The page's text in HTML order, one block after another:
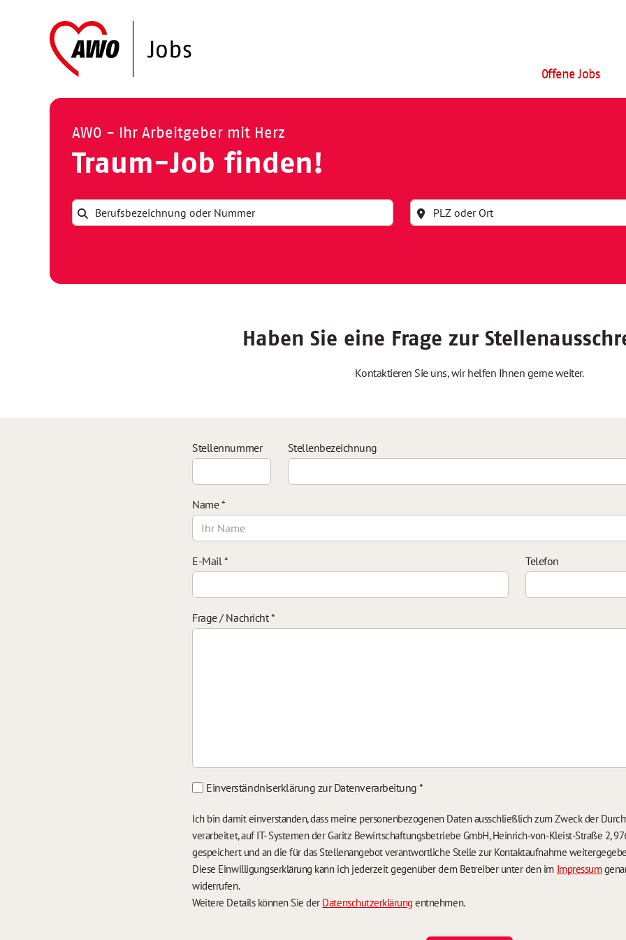
Offene Jobs
AWO - Ihr Arbeitgeber mit Herz
Traum-Job finden!
Haben Sie eine Frage zur
Kontaktieren Sie uns, wir helfen Ihnen gerne weiter.
Stellennummer Stellenbezeichnung
Name*
E-Mail* Telefon
Frage / Nachricht*
Einverständniserklärung zur Datenverarbeitung*
Ich bin damit einverstanden, dass meine personenbezogenen Daten ausschließlich zum Zweck der
verarbeitet, auf IT- Systemen der Garitz Bewirtschaftungsbetriebe GmbH, Heinrich-von-Kleist-Straße 2,
gespeichert und an die für das Stellenangebot verantwortliche Stelle zur Kontaktaufnahme
Diese Einwilligungserklärung kann ich jederzeit gegenüber dem Betreiber unter den im Impressum
widerrufen.
Weitere Details können Sie der Datenschutzerklärung entnehmen.